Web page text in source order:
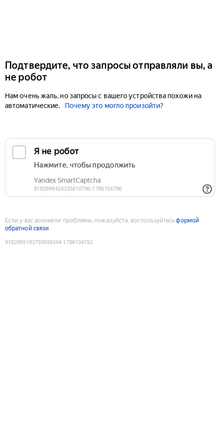
Подтвердите, что запросы отправляли вы, а
не робот
Нам очень жаль, но запросы с вашего устройства похожи на
автоматические.
Почему это могло произойти?
Если у вас возникли проблемы, пожалуйста, воспользуйтесьформой
обратной связи
9182999183750599244:1786104792